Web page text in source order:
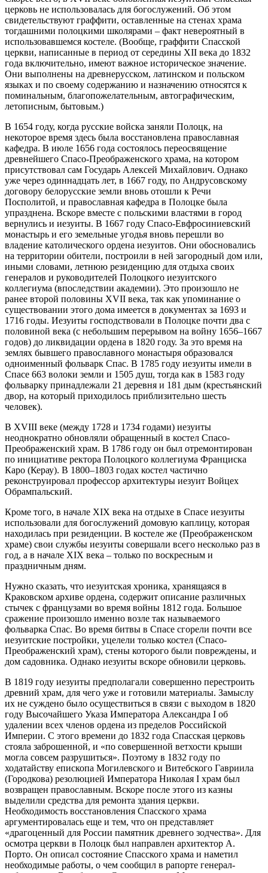
церковь не использовалась для богослужений. Об этом
свидетельствуют граффити, оставленные на стенах храма
тогдашними полоцкими школярами – факт невероятный в
использовавшемся костеле. (Вообще, граффити Спасской
церкви, написанные в период от середины XII века до 1832
года включительно, имеют важное историческое значение.
Они выполнены на древнерусском, латинском и польском
языках и по своему содержанию и назначению относятся к
поминальным, благопожелательным, автографическим,
летописным, бытовым.)
В 1654 году, когда русские войска заняли Полоцк, на
некоторое время здесь была восстановлена православная
кафедра. В июле 1656 года состоялось переосвящение
древнейшего Спасо-Преображенского храма, на котором
присутствовал сам Государь Алексей Михайлович. Однако
уже через одиннадцать лет, в 1667 году, по Андрусовскому
договору белорусские земли вновь отошли к Речи
Посполитой, и православная кафедра в Полоцке была
упразднена. Вскоре вместе с польскими властями в город
вернулись и иезуиты. В 1667 году Спасо-Евфросиниевский
монастырь и его земельные угодья вновь перешли во
владение католического ордена иезуитов. Они обосновались
на территории обители, построили в ней загородный дом или,
иными словами, летнюю резиденцию для отдыха своих
генералов и руководителей Полоцкого иезуитского
коллегиума (впоследствии академии). Это произошло не
ранее второй половины XVII века, так как упоминание о
существовании этого дома имеется в документах за 1693 и
1716 годы. Иезуиты господствовали в Полоцке почти два с
половиной века (с небольшим перерывом на войну 1656–1667
годов) до ликвидации ордена в 1820 году. За это время на
землях бывшего православного монастыря образовался
одноименный фольварк Спас. В 1785 году иезуиты имели в
Спасе 663 волоки земли и 1505 душ, тогда как в 1583 году
фольварку принадлежали 21 деревня и 181 дым (крестьянский
двор, на который приходилось приблизительно шесть
человек).
В XVIII веке (между 1728 и 1734 годами) иезуиты
неоднократно обновляли обращенный в костел Спасо-
Преображенский храм. В 1786 году он был отремонтирован
по инициативе ректора Полоцкого коллегиума Франциска
Каро (Керау). В 1800–1803 годах костел частично
реконструировал профессор архитектуры иезуит Войцех
Обрампальский.
Кроме того, в начале XIX века на отдыхе в Спасе иезуиты
использовали для богослужений домовую каплицу, которая
находилась при резиденции. В костеле же (Преображенском
храме) свои службы иезуиты совершали всего несколько раз в
год, а в начале XIX века – только по воскресным и
праздничным дням.
Нужно сказать, что иезуитская хроника, хранящаяся в
Краковском архиве ордена, содержит описание различных
стычек с французами во время войны 1812 года. Большое
сражение произошло именно возле так называемого
фольварка Спас. Во время битвы в Спасе сгорели почти все
иезуитские постройки, уцелели только костел (Спасо-
Преображенский храм), стены которого были повреждены, и
дом садовника. Однако иезуиты вскоре обновили церковь.
В 1819 году иезуиты предполагали совершенно перестроить
древний храм, для чего уже и готовили материалы. Замыслу
их не суждено было осуществиться в связи с выходом в 1820
году Высочайшего Указа Императора Александра I об
удалении всех членов ордена из пределов Российской
Империи. С этого времени до 1832 года Спасская церковь
стояла заброшенной, и «по совершенной ветхости крыши
могла совсем разрушиться». Поэтому в 1832 году по
ходатайству епископа Могилевского и Витебского Гавриила
(Городкова) резолюцией Императора Николая I храм был
возвращен православным. Вскоре после этого из казны
выделили средства для ремонта здания церкви.
Необходимость восстановления Спасского храма
аргументировалась еще и тем, что он представляет
«драгоценный для России памятник древнего зодчества». Для
осмотра церкви в Полоцк был направлен архитектор А.
Порто. Он описал состояние Спасского храма и наметил
необходимые работы, о чем сообщил в рапорте генерал-